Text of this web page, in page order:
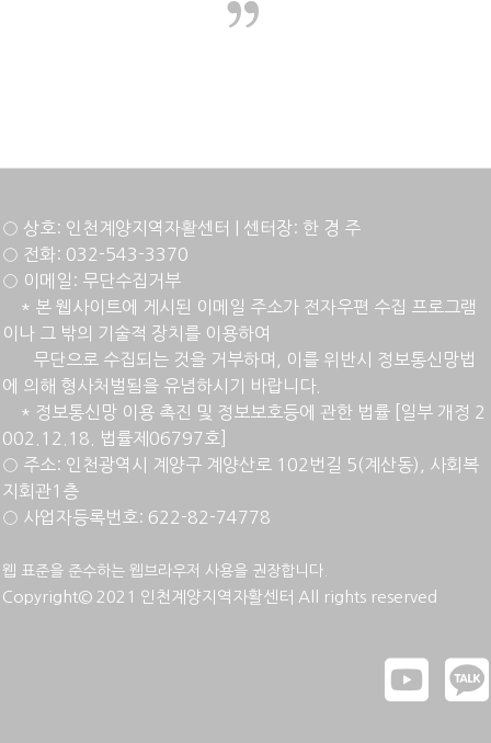
”
○ 상호: 인천계양지역자활센터 | 센터장: 한 경 주
○ 전화: 032-543-3370
○ 이메일: 무단수집거부
* 본 웹사이트에 게시된 이메일 주소가 전자우편 수집 프로그램
이나 그 밖의 기술적 장치를 이용하여
무단으로 수집되는 것을 거부하며, 이를 위반시 정보통신망법
에 의해 형사처벌됨을 유념하시기 바랍니다.
* 정 보통신망 이용 촉진 및 정보보호등에 관한 법률 [일부 개정 2
002.12.18. 법률제06797호]
○ 주소: 인천광역시 계양구 계양산로 102번길 5(계산동), 사회복
지회관1층
○ 사업자등록번호: 622-82-74778
웹 표준을 준수하는 웹브라우저 사용을 권장합니다.
Copyright© 2021 인천계양지역자활센터 All rights reserved